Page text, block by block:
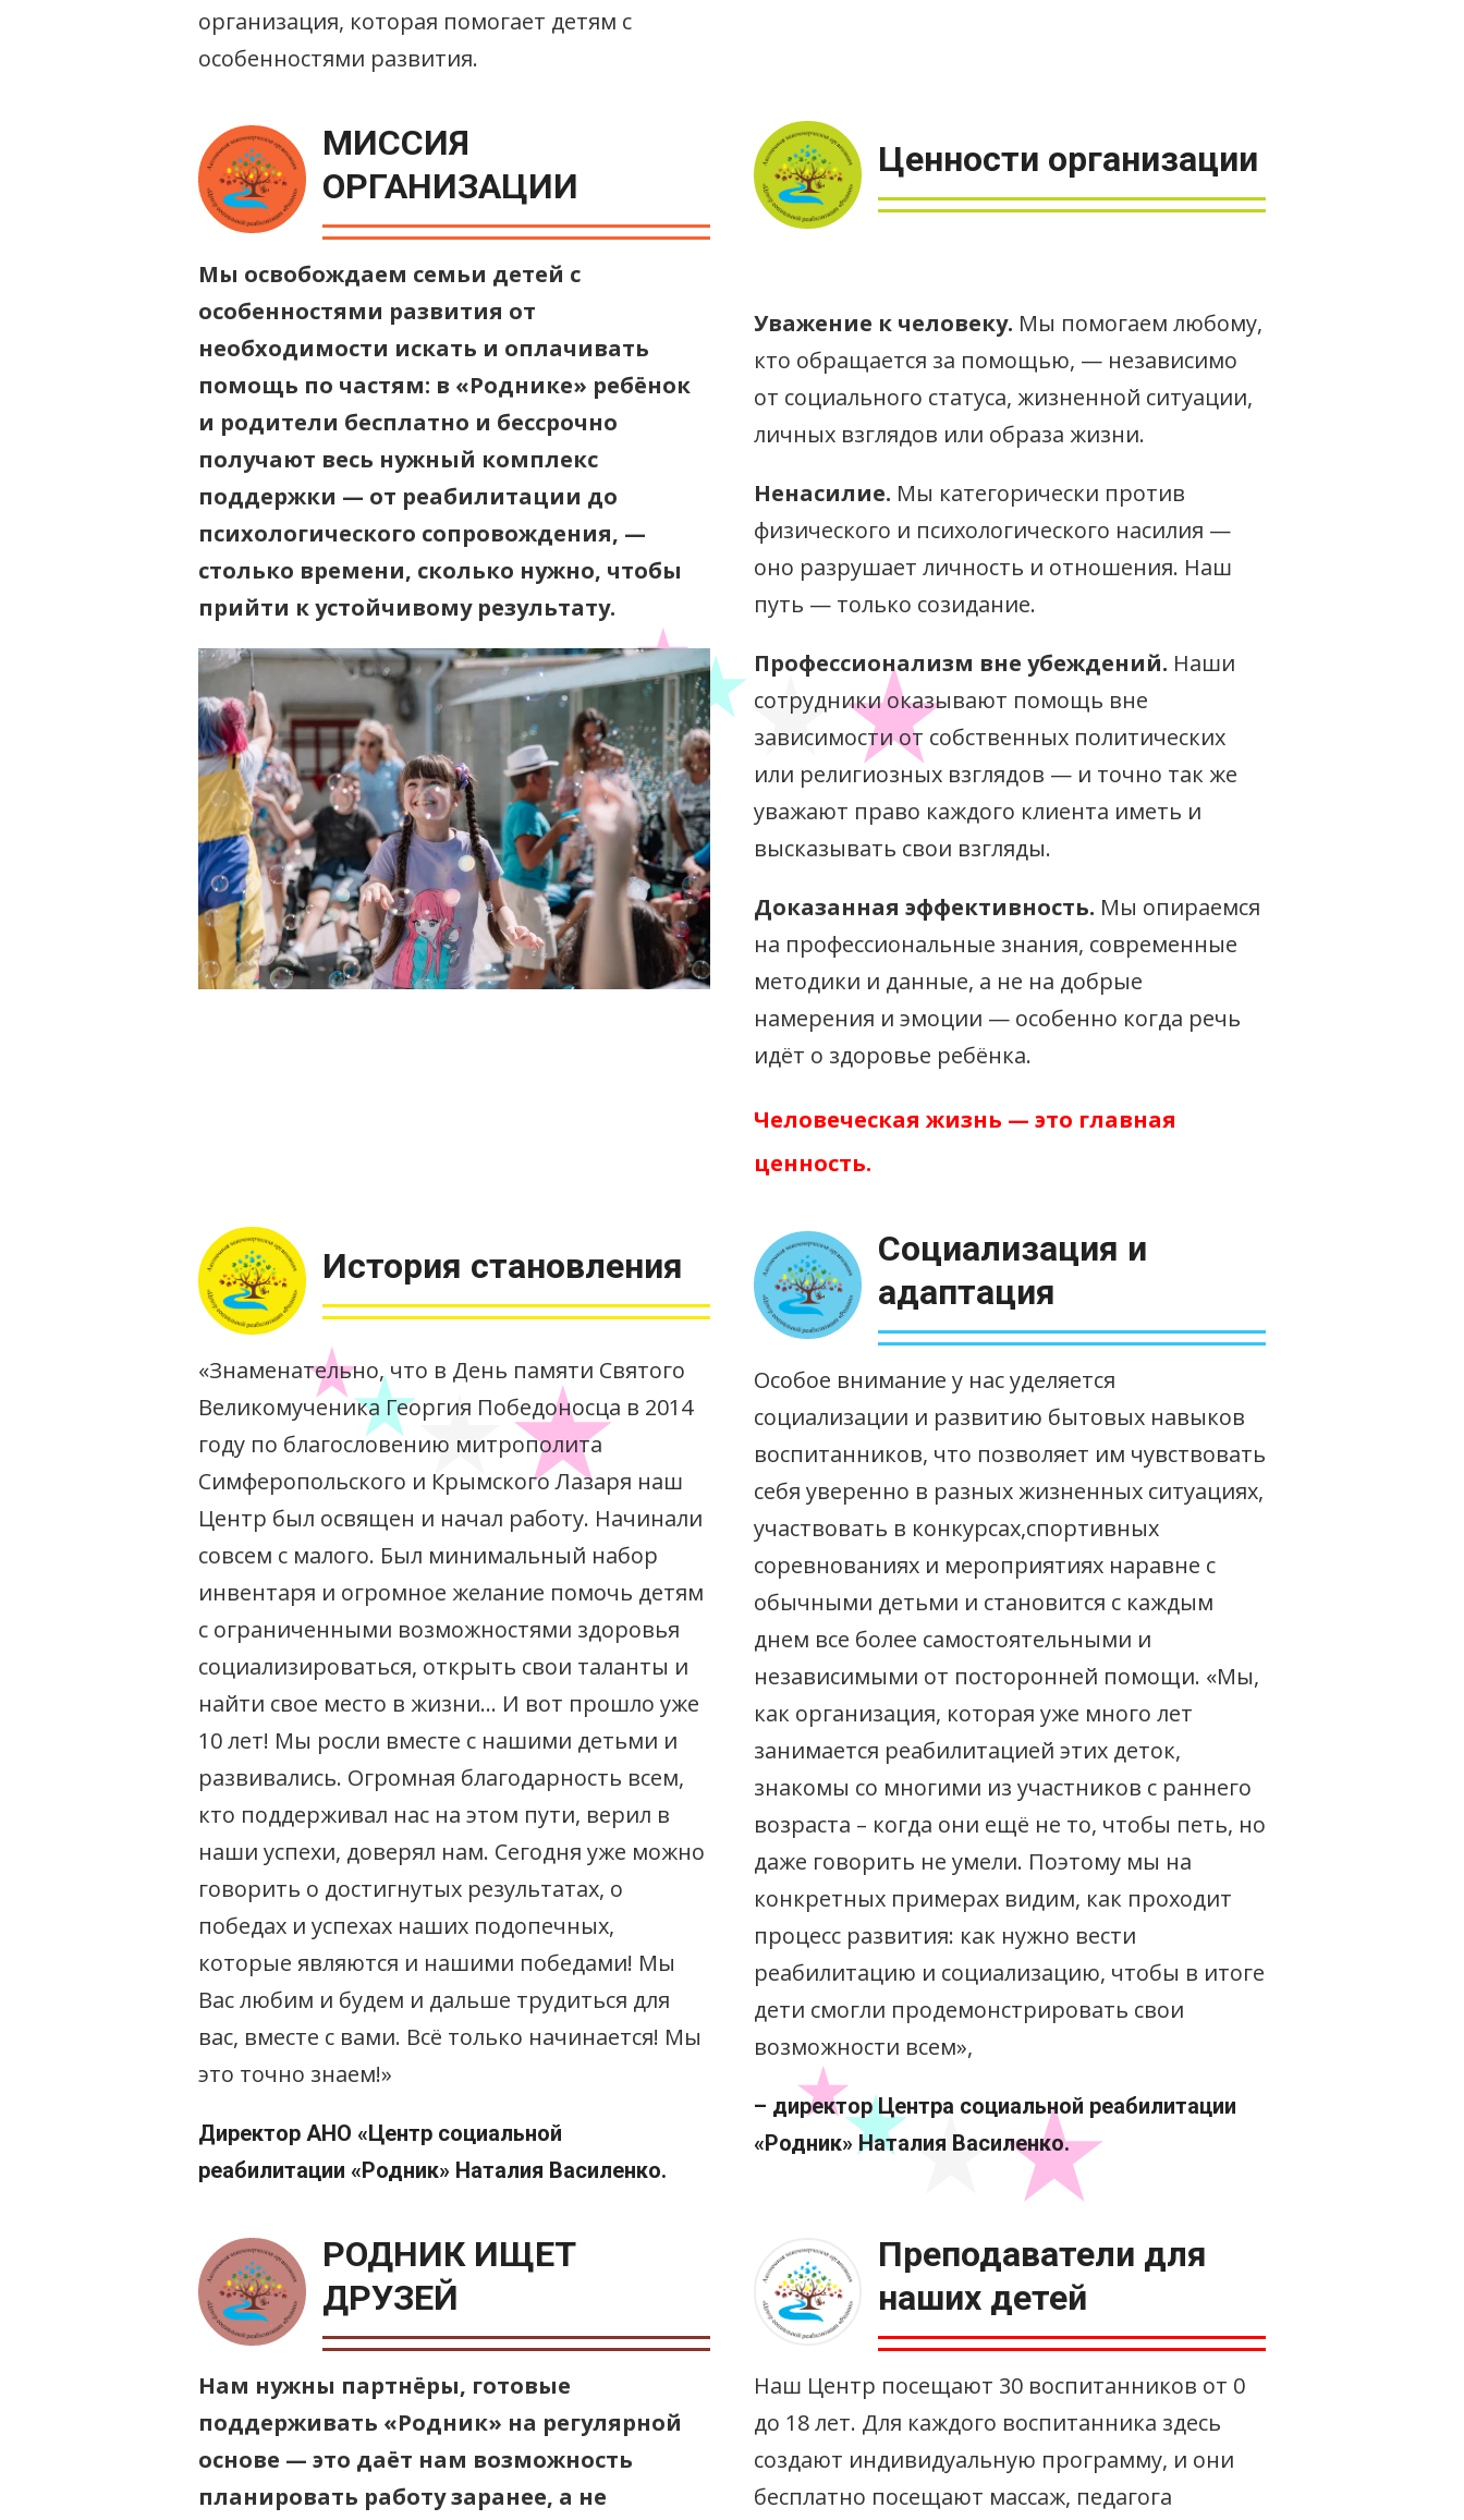
организация, которая помогает детям с
особенностями развития.
МИССИЯ
ОРГАНИЗАЦИИ
Мы освобождаем семьи детей с
особенностями развития от
необходимости искать и оплачивать
помощь по частям: в «Роднике» ребёнок
и родители бесплатно и бессрочно
получают весь нужный комплекс
поддержки — от реабилитации до
психологического сопровождения, —
столько времени, сколько нужно, чтобы
прийти к устойчивому результату.
Ценности организации
Уважение к человеку. Мы помогаем любому,
кто обращается за помощью, — независимо
от социального статуса, жизненной ситуации,
личных взглядов или образа жизни.
Ненасилие. Мы категорически против
физического и психологического насилия —
оно разрушает личность и отношения. Наш
путь — только созидание.
Профессионализм вне убеждений. Наши
сотрудники оказывают помощь вне
зависимости от собственных политических
или религиозных взглядов — и точно так же
уважают право каждого клиента иметь и
высказывать свои взгляды.
Доказанная эффективность. Мы опираемся
на профессиональные знания, современные
методики и данные, а не на добрые
намерения и эмоции — особенно когда речь
идёт о здоровье ребёнка.
Человеческая жизнь — это главная
ценность.
История становления
«Знаменательно, что в День памяти Святого
Великомученика Георгия Победоносца в 2014
году по благословению митрополита
Симферопольского и Крымского Лазаря наш
Центр был освящен и начал работу. Начинали
совсем с малого. Был минимальный набор
инвентаря и огромное желание помочь детям
с ограниченными возможностями здоровья
социализироваться, открыть свои таланты и
найти свое место в жизни… И вот прошло уже
10 лет! Мы росли вместе с нашими детьми и
развивались. Огромная благодарность всем,
кто поддерживал нас на этом пути, верил в
наши успехи, доверял нам. Сегодня уже можно
говорить о достигнутых результатах, о
победах и успехах наших подопечных,
которые являются и нашими победами! Мы
Вас любим и будем и дальше трудиться для
вас, вместе с вами. Всё только начинается! Мы
это точно знаем!»
Директор АНО «Центр социальной
реабилитации «Родник» Наталия Василенко.
Социализация и
адаптация
Особое внимание у нас уделяется
социализации и развитию бытовых навыков
воспитанников, что позволяет им чувствовать
себя уверенно в разных жизненных ситуациях,
участвовать в конкурсах,спортивных
соревнованиях и мероприятиях наравне с
обычными детьми и становится с каждым
днем все более самостоятельными и
независимыми от посторонней помощи. «Мы,
как организация, которая уже много лет
занимается реабилитацией этих деток,
знакомы со многими из участников с раннего
возраста – когда они ещё не то, чтобы петь, но
даже говорить не умели. Поэтому мы на
конкретных примерах видим, как проходит
процесс развития: как нужно вести
реабилитацию и социализацию, чтобы в итоге
дети смогли продемонстрировать свои
возможности всем»,
– директор Центра социальной реабилитации
«Родник» Наталия Василенко.
РОДНИК ИЩЕТ
ДРУЗЕЙ
Нам нужны партнёры, готовые
поддерживать «Родник» на регулярной
основе — это даёт нам возможность
планировать работу заранее, а не
Преподаватели для
наших детей
Наш Центр посещают 30 воспитанников от 0
до 18 лет. Для каждого воспитанника здесь
создают индивидуальную программу, и они
бесплатно посещают массаж, педагога